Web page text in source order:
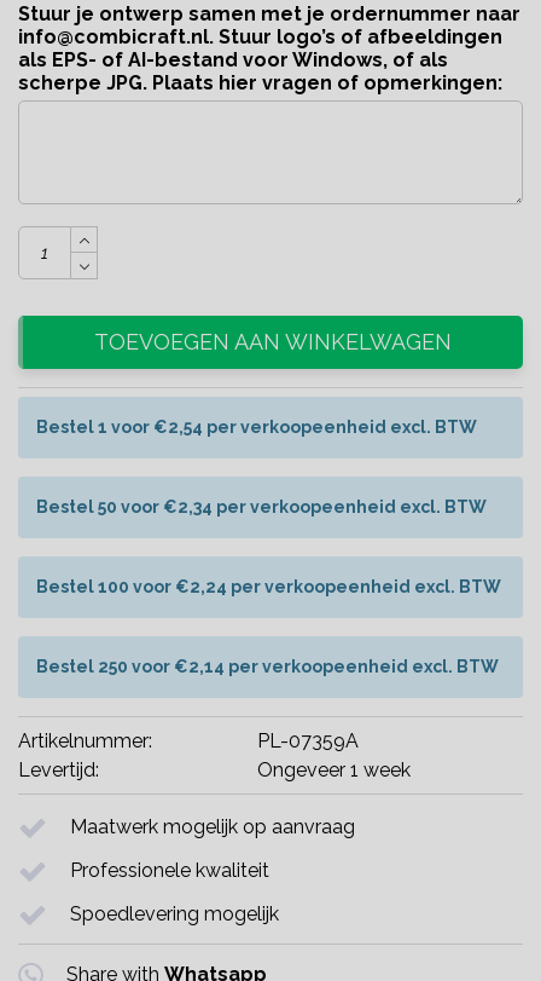
Stuur je ontwerp samen met je ordernummer naar
info@combicraft.nl. Stuur logo’s of afbeeldingen
als EPS- of AI-bestand voor Windows, of als
scherpe JPG. Plaats hier vragen of opmerkingen:
TOEVOEGEN AAN WINKELWAGEN
Bestel 1 voor €2,54 per verkoopeenheid excl. BTW
Bestel 50 voor €2,34 per verkoopeenheid excl. BTW
Bestel 100 voor €2,24 per verkoopeenheid excl. BTW
Bestel 250 voor €2,14 per verkoopeenheid excl. BTW
Artikelnummer:
PL-07359A
Levertijd:
Ongeveer 1 week
Maatwerk mogelijk op aanvraag
Professionele kwaliteit
Spoedlevering mogelijk
Share with Whatsapp